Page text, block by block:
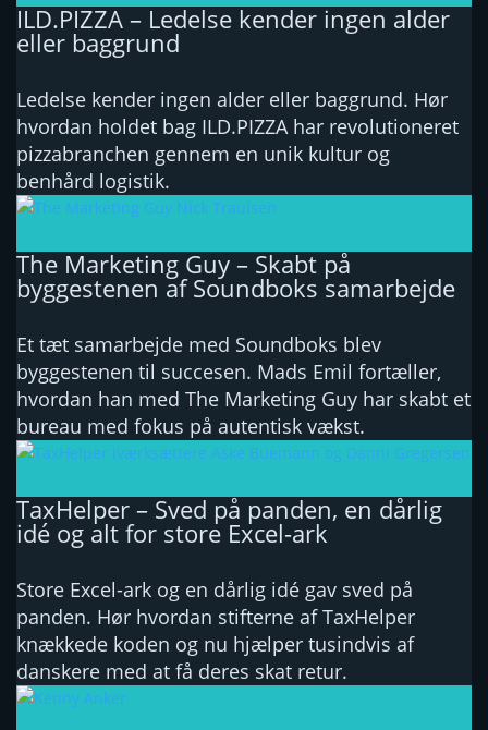
ILD.PIZZA – Ledelse kender ingen alder
eller baggrund
Ledelse kender ingen alder eller baggrund. Hør
hvordan holdet bag ILD.PIZZA har revolutioneret
pizzabranchen gennem en unik kultur og
benhård logistik.
The Marketing Guy – Skabt på
byggestenen af Soundboks samarbejde
Et tæt samarbejde med Soundboks blev
byggestenen til succesen. Mads Emil fortæller,
hvordan han med The Marketing Guy har skabt et
bureau med fokus på autentisk vækst.
TaxHelper – Sved på panden, en dårlig
idé og alt for store Excel-ark
Store Excel-ark og en dårlig idé gav sved på
panden. Hør hvordan stifterne af TaxHelper
knækkede koden og nu hjælper tusindvis af
danskere med at få deres skat retur.